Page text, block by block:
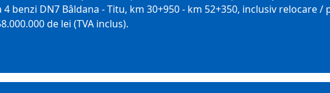
benzi DN7 Bâldana - Titu, km 30+950 - km 52+350, inclusiv relocare
de lei (TVA inclus).